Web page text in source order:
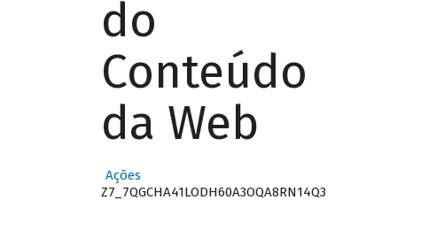
do
Conteúdo
da Web
Ações
Z7_7QGCHA41LODH60A3OQA8RN14Q3